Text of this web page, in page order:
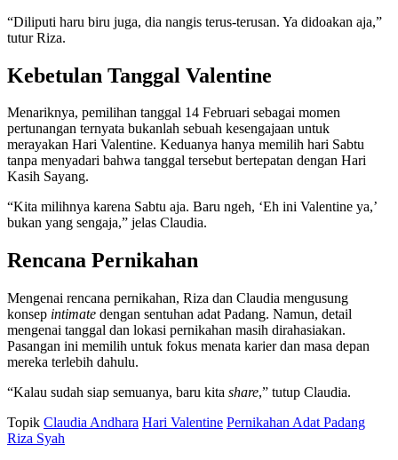
“Diliputi haru biru juga, dia nangis terus-terusan. Ya didoakan aja,”
tutur Riza.
Kebetulan Tanggal Valentine
Menariknya, pemilihan tanggal 14 Februari sebagai momen
pertunangan ternyata bukanlah sebuah kesengajaan untuk
merayakan Hari Valentine. Keduanya hanya memilih hari Sabtu
tanpa menyadari bahwa tanggal tersebut bertepatan dengan Hari
Kasih Sayang.
“Kita milihnya karena Sabtu aja. Baru ngeh, ‘Eh ini Valentine ya,’
bukan yang sengaja,” jelas Claudia.
Rencana Pernikahan
Mengenai rencana pernikahan, Riza dan Claudia mengusung
konsep intimate dengan sentuhan adat Padang. Namun, detail
mengenai tanggal dan lokasi pernikahan masih dirahasiakan.
Pasangan ini memilih untuk fokus menata karier dan masa depan
mereka terlebih dahulu.
“Kalau sudah siap semuanya, baru kita share,” tutup Claudia.
Topik Claudia Andhara Hari Valentine Pernikahan Adat Padang
Riza Syah